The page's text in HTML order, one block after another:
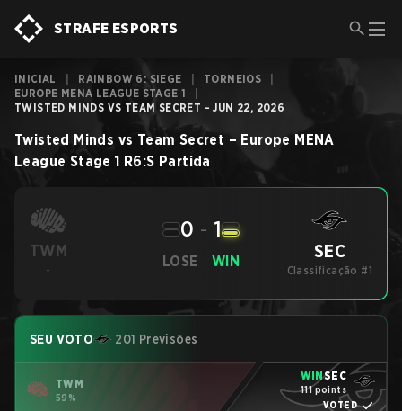
STRAFE ESPORTS
INICIAL RAINBOW 6: SIEGE TORNEIOS
EUROPE MENA LEAGUE STAGE 1
TWISTED MINDS VS TEAM SECRET - JUN 22, 2026
Twisted Minds vs Team Secret – Europe MENA
League Stage 1 R6:S Partida
TWM
-
LOSE
0 - 1
WIN SEC
Classificação #1
SEU VOTO 201 Previsões
TWM
59%
WINSEC
111 points
VOTED